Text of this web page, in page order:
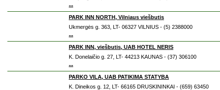
...
PARK INN NORTH, Vilniaus viešbutis
Ukmergės g. 363, LT- 06327 VILNIUS - (5) 2388000
...
PARK INN, viešbutis, UAB HOTEL NERIS
K. Donelaičio g. 27, LT- 44213 KAUNAS - (37) 306100
...
PARKO VILA, UAB PATIKIMA STATYBA
K. Dineikos g. 12, LT- 66165 DRUSKININKAI - (659) 63450